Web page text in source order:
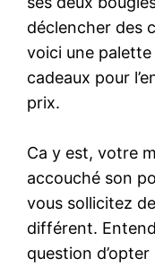
déclencher des
voici une
cadeaux pour
prix.
Ca y est, votre
accouché son
vous sollicitez
différent.
question